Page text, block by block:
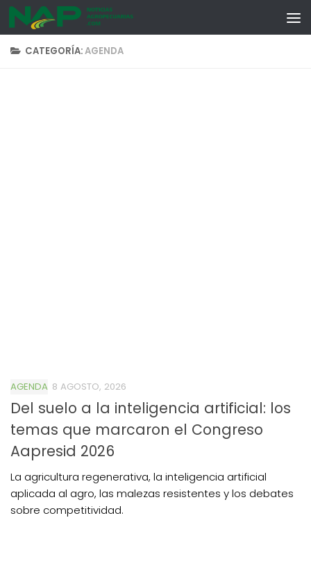
Skip to content
CATEGORÍA:AGENDA
AGENDA 8 AGOSTO, 2026
Del suelo a la inteligencia artificial: los
temas que marcaron el Congreso
Aapresid 2026
La agricultura regenerativa, la inteligencia artificial
aplicada al agro, las malezas resistentes y los debates
sobre competitividad.